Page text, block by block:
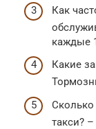
Как
каждые
Какие
Сколько
такси?